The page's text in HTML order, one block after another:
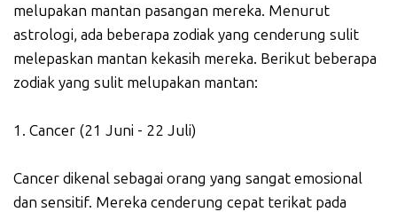
melupakan mantan pasangan mereka. Menurut
astrologi, ada beberapa zodiak yang cenderung sulit
melepaskan mantan kekasih mereka. Berikut beberapa
zodiak yang sulit melupakan mantan:
1. Cancer (21 Juni - 22 Juli)
Cancer dikenal sebagai orang yang sangat emosional
dan sensitif. Mereka cenderung cepat terikat pada